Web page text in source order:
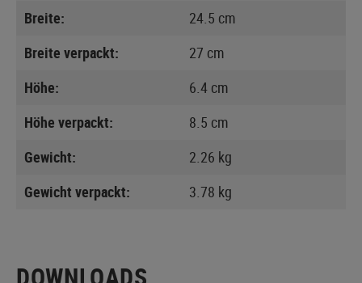
Breite:
24.5 cm
Breite verpackt:
27 cm
Höhe:
6.4 cm
Höhe verpackt:
8.5 cm
Gewicht:
2.26 kg
Gewicht verpackt:
3.78 kg